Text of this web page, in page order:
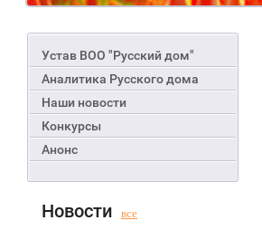
Устав ВОО "Русский дом"
Аналитика Русского дома
Наши новости
Конкурсы
Анонс
Новости
все